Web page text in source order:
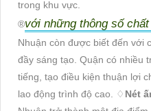
trong khu vực.
®️với những thông số
Nhuận còn được biết đến với
đầy sáng tạo. Quận có nhiều
tiếng, tạo điều kiện thuận lợi
lao động trình độ cao. ♢ Nét